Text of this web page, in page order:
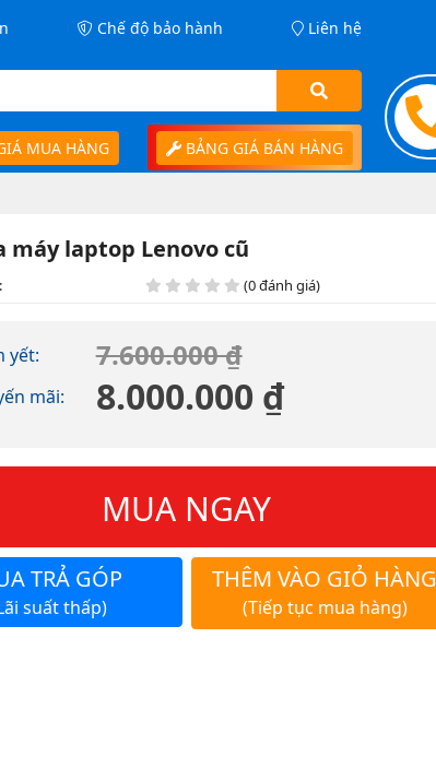
Chế độ bảo hành Liên hệ
MUA HÀNG BẢNG GIÁ BÁN HÀNG
máy laptop Lenovo cũ
(0 đánh giá)
yết: 7.600.000 ₫
mãi: 8.000.000 ₫
MUA NGAY
TRẢ GÓP
suất thấp)
THÊM VÀO GIỎ HÀNG
(Tiếp tục mua hàng)